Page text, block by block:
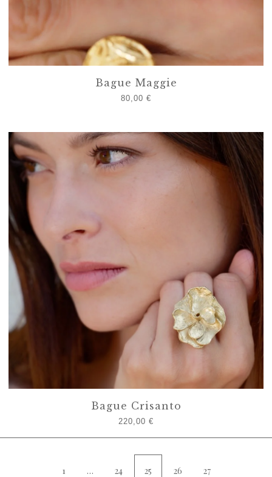
Bague Maggie
80,00 €
Bague Crisanto
220,00 €
1 … 24 25 26 27